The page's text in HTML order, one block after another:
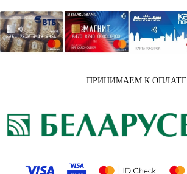
ПРИНИМАЕМ К ОПЛАТЕ